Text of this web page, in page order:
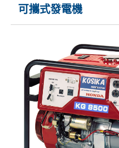
其他連結
可攜式發電機
清水幫浦
汙水幫浦
塑膠幫浦
高壓/消防幫浦
電焊發電機
割草機
幫浦
清水幫浦
汙水幫浦
塑膠幫浦
電焊發電機
可攜式發電機
割草機
可攜式發電機
本田引擎系列
速霸陸引擎系列
三菱引擎系列
電焊發電機
本田引擎系列
割草機
可攜式發電機